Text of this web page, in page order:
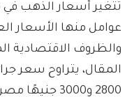
تتغير أسعار الذهب
عوامل منها الأسعار
والظروف الاقتصادية
2800 و3000